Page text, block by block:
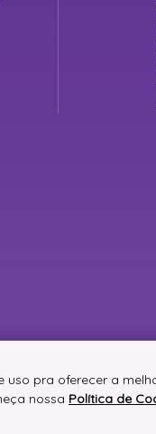
uso pra oferecer a
nossa Política de